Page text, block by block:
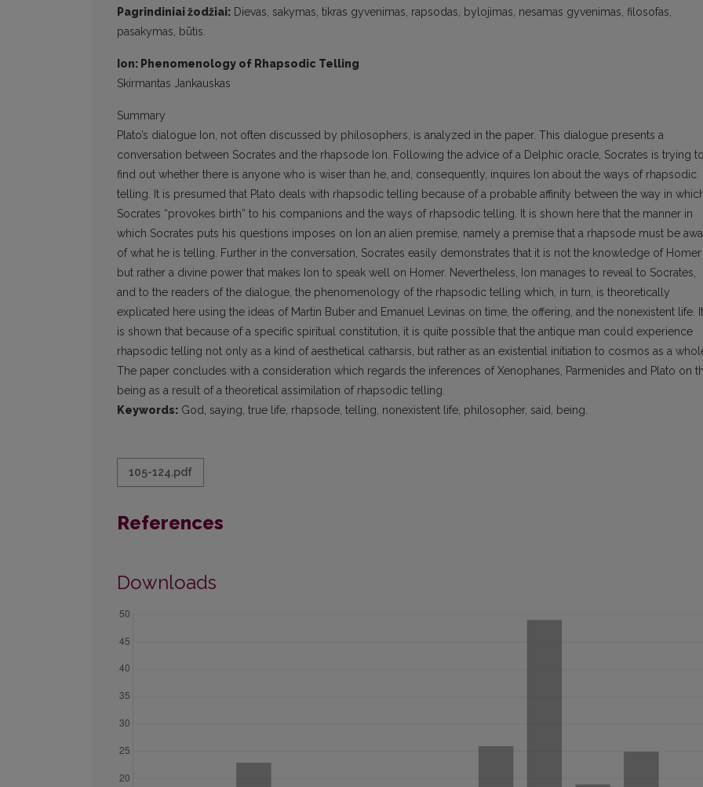
Pagrindiniai žodžiai: Dievas, sakymas, tikras gyvenimas, rapsodas, bylojimas, nesamas gyvenimas, filosofas,
pasakymas, būtis.
Ion: Phenomenology of Rhapsodic Telling
Skirmantas Jankauskas
Summary
Plato’s dialogue Ion, not often discussed by philosophers, is analyzed in the paper. This dialogue presents a
conversation between Socrates and the rhapsode Ion. Following the advice of a Delphic oracle, Socrates is trying
find out whether there is anyone who is wiser than he, and, consequently, inquires Ion about the ways of rhapsodic
telling. It is presumed that Plato deals with rhapsodic telling because of a probable affinity between the way in
Socrates “provokes birth” to his companions and the ways of rhapsodic telling. It is shown here that the manner in
which Socrates puts his questions imposes on Ion an alien premise, namely a premise that a rhapsode must be
of what he is telling. Further in the conversation, Socrates easily demonstrates that it is not the knowledge of Homer
but rather a divine power that makes Ion to speak well on Homer. Nevertheless, Ion manages to reveal to Socrates,
and to the readers of the dialogue, the phenomenology of the rhapsodic telling which, in turn, is theoretically
explicated here using the ideas of Martin Buber and Emanuel Levinas on time, the offering, and the nonexistent life. It
is shown that because of a specific spiritual constitution, it is quite possible that the antique man could experience
rhapsodic telling not only as a kind of aesthetical catharsis, but rather as an existential initiation to cosmos as a
The paper concludes with a consideration which regards the inferences of Xenophanes, Parmenides and Plato on
being as a result of a theoretical assimilation of rhapsodic telling.
Keywords: God, saying, true life, rhapsode, telling, nonexistent life, philosopher, said, being.
105-124.pdf
References
Downloads